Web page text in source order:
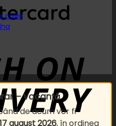
civila
– vacanță
de acum vor fi
17 august 2026, în ordinea